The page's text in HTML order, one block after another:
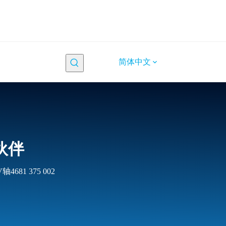
简体中文
伴
4681 375 002